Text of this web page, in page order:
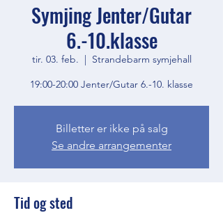
Symjing Jenter/Gutar
6.-10.klasse
tir. 03. feb.
  |
Strandebarm symjehall
19:00-20:00 Jenter/Gutar 6.-10. klasse
Billetter er ikke på salg
Se andre arrangementer
Tid og sted